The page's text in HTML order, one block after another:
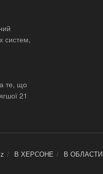
систем,
те, що
21
В ХЕРСОНЕ В ОБЛАСТИ